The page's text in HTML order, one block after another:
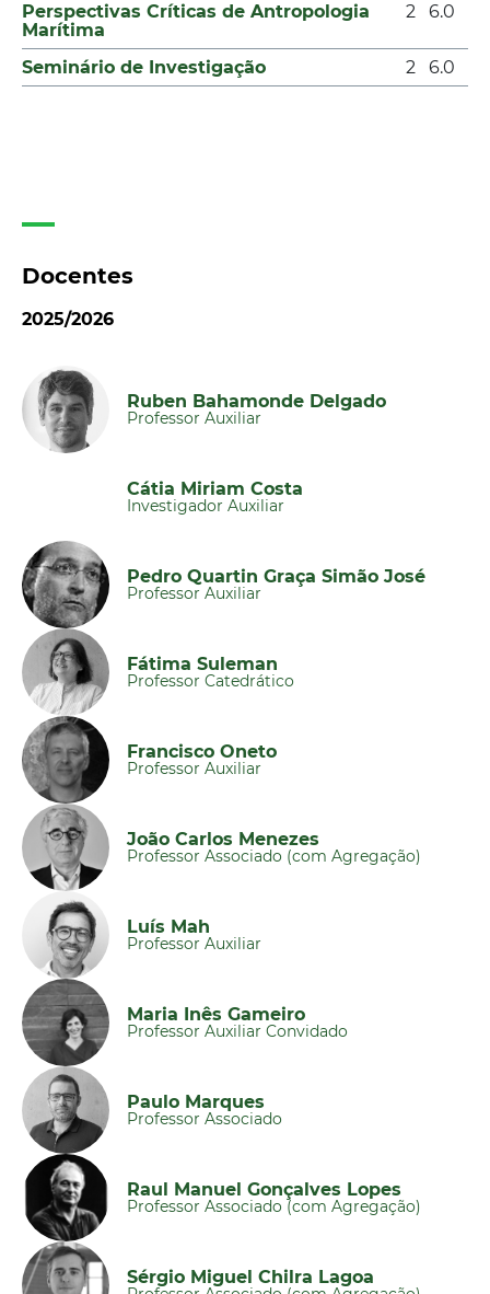
Perspectivas Críticas de Antropologia
Marítima
2 6.0
Seminário de Investigação 2 6.0
Docentes
2025/2026
Ruben Bahamonde Delgado
Professor Auxiliar
Cátia Miriam Costa
Investigador Auxiliar
Pedro Quartin Graça Simão José
Professor Auxiliar
Fátima Suleman
Professor Catedrático
Francisco Oneto
Professor Auxiliar
João Carlos Menezes
Professor Associado (com Agregação)
Luís Mah
Professor Auxiliar
Maria Inês Gameiro
Professor Auxiliar Convidado
Paulo Marques
Professor Associado
Raul Manuel Gonçalves Lopes
Professor Associado (com Agregação)
Sérgio Miguel Chilra Lagoa